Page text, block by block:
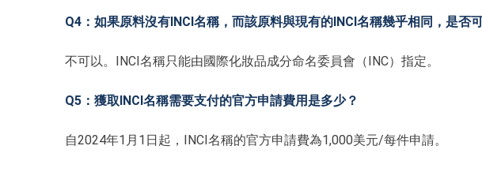
Q4：如果原料沒有INCI名稱，而該原料與現有的INCI名稱幾乎相同，是否
不可以。INCI名稱只能由國際化妝品成分命名委員會（INC）指定。
Q5：獲取INCI名稱需要支付的官方申請費用是多少？
自2024年1月1日起，INCI名稱的官方申請費為1,000美元/每件申請。